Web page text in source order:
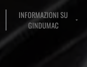
INFORMAZIONI SU
GINDUMAC